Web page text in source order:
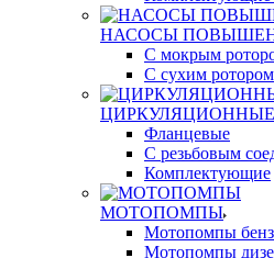
НАСОСЫ
С мокрым
С сухим ротором
Фланцевые
С резьбовым
Комплектующие
МОТОПОМПЫ
Мотопомпы
Мотопомпы